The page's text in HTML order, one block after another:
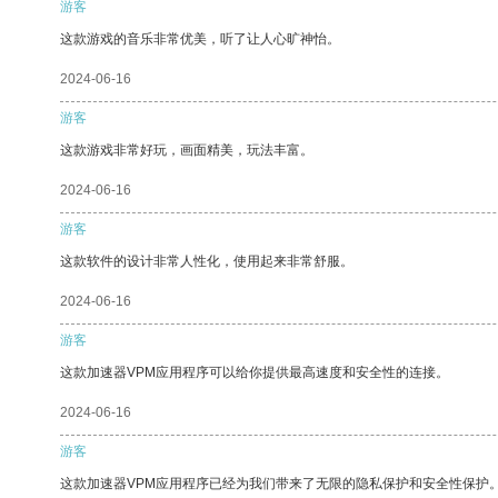
游客
这款游戏的音乐非常优美，听了让人心旷神怡。
2024-06-16
游客
这款游戏非常好玩，画面精美，玩法丰富。
2024-06-16
游客
这款软件的设计非常人性化，使用起来非常舒服。
2024-06-16
游客
这款加速器VPM应用程序可以给你提供最高速度和安全性的连接。
2024-06-16
游客
这款加速器VPM应用程序已经为我们带来了无限的隐私保护和安全性保护